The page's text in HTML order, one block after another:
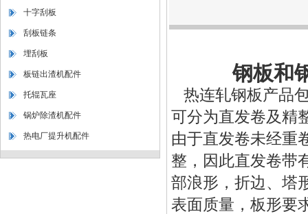
十字刮板
刮板链条
埋刮板
板链出渣机配件
托辊瓦座
锅炉除渣机配件
热电厂提升机配件
钢板和
热连轧钢板产品
可分为直发卷及精
由于直发卷未经重
整，因此直发卷带
部浪形，折边、塔
表面质量，板形要